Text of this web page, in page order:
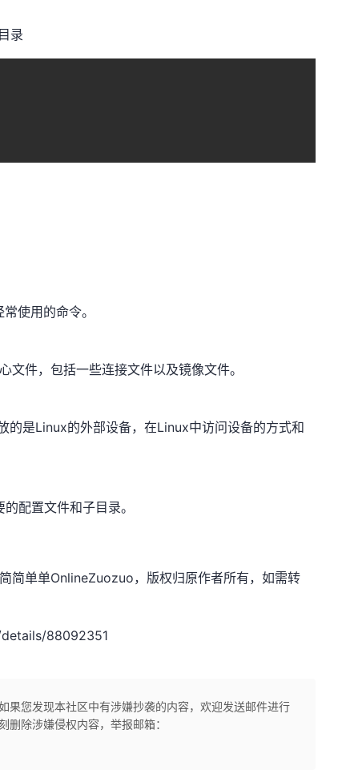
录
使用的命令。
件，包括一些连接文件以及镜像文件。
是Linux的外部设备，在Linux中访问设备的方式和
配置文件和子目录。
单单OnlineZuozuo，版权归原作者所有，如需转
88092351
果您发现本社区中有涉嫌抄袭的内容，欢迎发送邮件进行
除涉嫌侵权内容，举报邮箱：